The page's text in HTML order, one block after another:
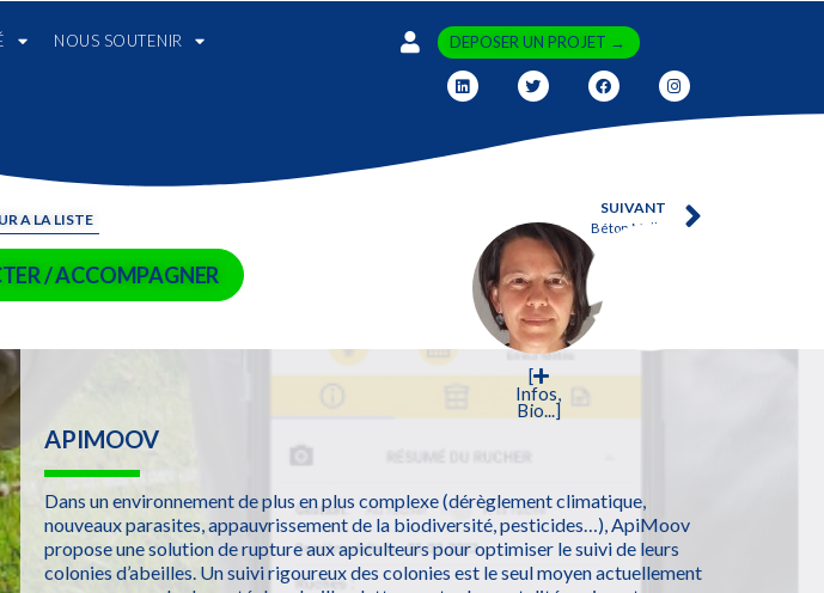
NOUS SOUTENIR DEPOSER UN PROJET →
A LA LISTE
SUIVANT
Béton Malin
/ ACCOMPAGNER
[
Infos,
Bio...]
APIMOOV
Dans un environnement de plus en plus complexe (dérèglement climatique,
nouveaux parasites, appauvrissement de la biodiversité, pesticides…), ApiMoov
propose une solution de rupture aux apiculteurs pour optimiser le suivi de leurs
colonies d’abeilles. Un suivi rigoureux des colonies est le seul moyen actuellement